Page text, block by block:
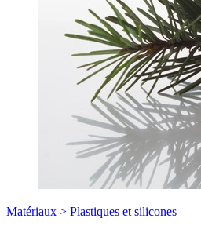
Matériaux > Plastiques et silicones